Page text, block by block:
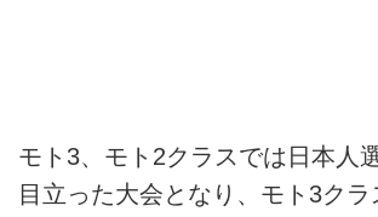
モト3、モト2クラスでは日本人
目立った大会となり、モト3ク